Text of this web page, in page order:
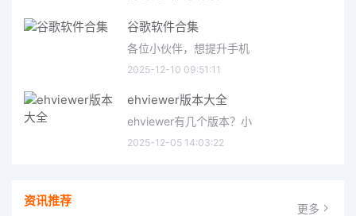
谷歌软件合集
各位小伙伴，想提升手机
2025-12-10 09:51:11
ehviewer版本大全
ehviewer有几个版本？小
2025-12-05 14:03:22
资讯推荐 更多